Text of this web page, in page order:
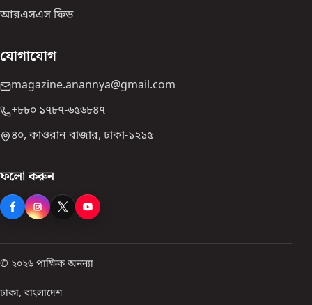
আরএসএস ফিড
যোগাযোগ
magazine.anannya@gmail.com
+৮৮০ ১৭৮৭-৬৫৬৮৪৭
৪০, কাওরান বাজার, ঢাকা-১২১৫
ফলো করুন
© ২০২৬ পাক্ষিক অনন্যা
ঢাকা, বাংলাদেশ